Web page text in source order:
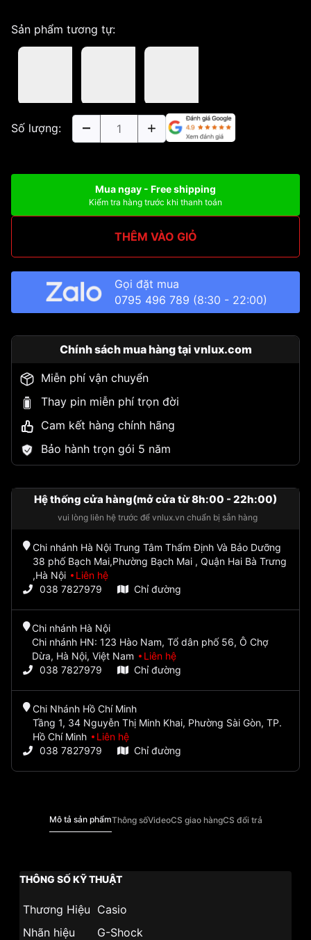
Sản phẩm tương tự:
Số lượng:
Mua ngay - Free shipping
Kiểm tra hàng trước khi thanh toán
THÊM VÀO GIỎ
Gọi đặt mua
0795 496 789 (8:30 - 22:00)
Chính sách mua hàng tại vnlux.com
Miễn phí vận chuyển
Thay pin miễn phí trọn đời
Cam kết hàng chính hãng
Bảo hành trọn gói 5 năm
Hệ thống cửa hàng(mở cửa từ 8h:00 - 22h:00)
vui lòng liên hệ trước để vnlux.vn chuẩn bị sẵn hàng
Chi nhánh Hà Nội Trung Tâm Thẩm Định Và Bảo Dưỡng
38 phố Bạch Mai,Phường Bạch Mai , Quận Hai Bà Trưng
,Hà Nội
Liên hệ
038 7827979
Chỉ đường
Chi nhánh Hà Nội
Chi nhánh HN: 123 Hào Nam, Tổ dân phố 56, Ô Chợ
Dừa, Hà Nội, Việt Nam
Liên hệ
038 7827979
Chỉ đường
Chi Nhánh Hồ Chí Minh
Tầng 1, 34 Nguyễn Thị Minh Khai, Phường Sài Gòn, TP.
Hồ Chí Minh
Liên hệ
038 7827979
Chỉ đường
Mô tả sản phẩmThông sốVideoCS giao hàngCS đổi trả
THÔNG SỐ KỸ THUẬT
Thương Hiệu Casio
Nhãn hiệu
G-Shock